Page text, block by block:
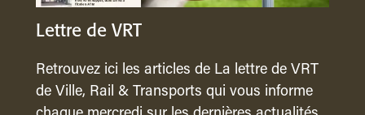
Lettre de VRT
Retrouvez ici les articles de La lettre de VRT
de Ville, Rail & Transports qui vous informe